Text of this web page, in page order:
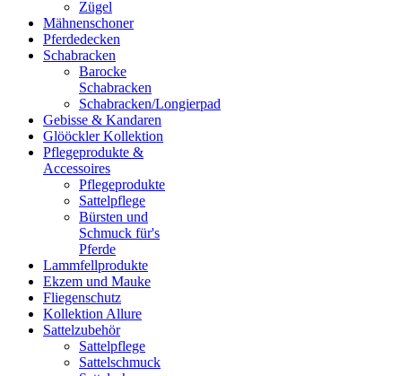
Zügel
Mähnenschoner
Pferdedecken
Schabracken
Barocke
Schabracken
Schabracken/Longierpad
Gebisse & Kandaren
Glööckler Kollektion
Pflegeprodukte &
Accessoires
Pflegeprodukte
Sattelpflege
Bürsten und
Schmuck für's
Pferde
Lammfellprodukte
Ekzem und Mauke
Fliegenschutz
Kollektion Allure
Sattelzubehör
Sattelpflege
Sattelschmuck